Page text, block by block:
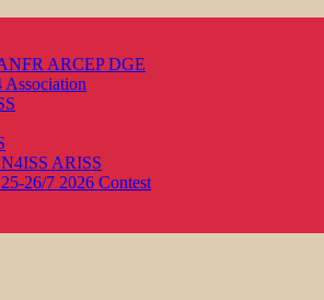
ARCEP DGE
Association
ARISS
26/7 2026 Contest